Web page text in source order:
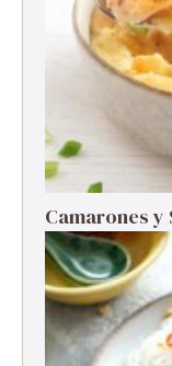
Camarones y